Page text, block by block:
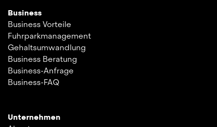
Business
Business Vorteile
Fuhrparkmanagement
Gehaltsumwandlung
Business Beratung
Business-Anfrage
Business-FAQ
Unternehmen